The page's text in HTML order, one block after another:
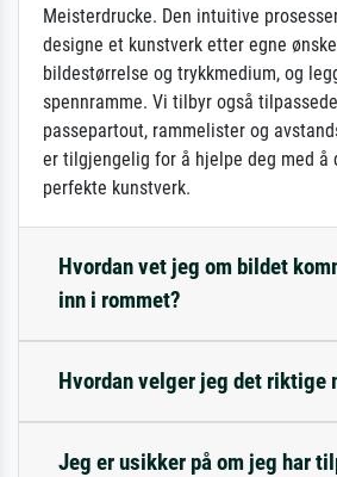
Meisterdrucke. Den intuitive
designe et kunstverk etter egne
bildestørrelse og trykkmedium, og
spennramme. Vi tilbyr også
passepartout, rammelister og
er tilgjengelig for å hjelpe deg med å
perfekte kunstverk.
Hvordan vet jeg om bildet
inn i rommet?
Hvordan velger jeg det riktige
Jeg er usikker på om jeg har